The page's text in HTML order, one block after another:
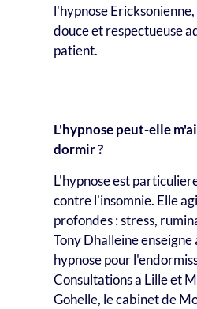
l'hypnose
douce et respectueuse
patient.
L'hypnose peut-elle
dormir ?
L'hypnose est
contre l'insomnie. Elle
profondes : stress,
Tony Dhalleine enseigne
hypnose pour
Consultations a Lille et
Gohelle, le cabinet de